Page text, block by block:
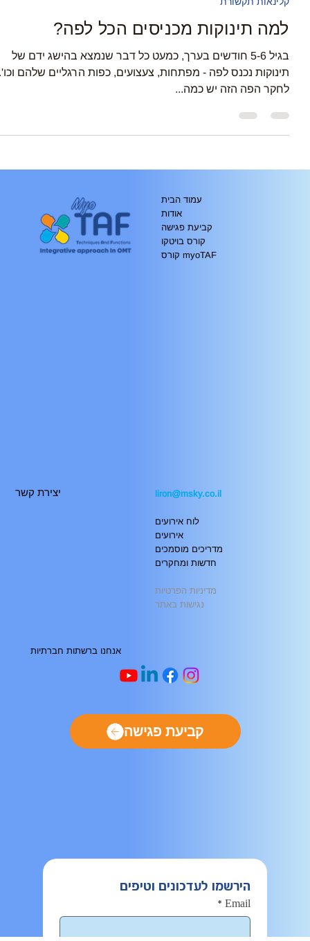
3 בינו׳ 2022
קלינאות תקשורת
למה תינוקות מכניסים הכל לפה?
בגיל 5-6 חודשים בערך, כמעט כל דבר שנמצא בהישג ידם של
תינוקות נכנס לפה - מפתחות, צעצועים, כפות הרגליים שלהם
לחקר הפה הזה יש כמה...
עמוד הבית
אודות
קביעת פגישה
liron@msky.co.il
לוח אירועים
אירועים
חדשות ומחקרים
אנחנו ברשתות חברתיות
הירשמו לעדכונים וטיפים